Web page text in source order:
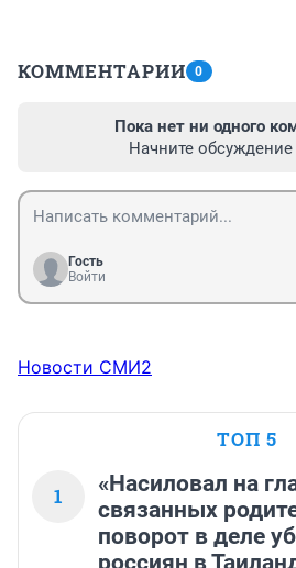
КОММЕНТАРИИ 0
Пока нет ни одного
Начните
Гость
Войти
Новости СМИ2
ТОП 5
1
«Насиловал на
связанных
поворот в деле
россиян в